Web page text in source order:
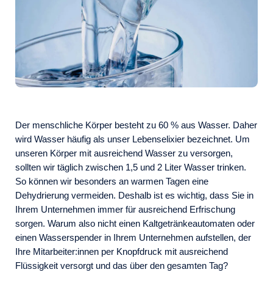
Der menschliche Körper besteht zu 60 % aus Wasser. Daher
wird Wasser häufig als unser Lebenselixier bezeichnet. Um
unseren Körper mit ausreichend Wasser zu versorgen,
sollten wir täglich zwischen 1,5 und 2 Liter Wasser trinken.
So können wir besonders an warmen Tagen eine
Dehydrierung vermeiden. Deshalb ist es wichtig, dass Sie in
Ihrem Unternehmen immer für ausreichend Erfrischung
sorgen. Warum also nicht einen Kaltgetränkeautomaten oder
einen Wasserspender in Ihrem Unternehmen aufstellen, der
Ihre Mitarbeiter:innen per Knopfdruck mit ausreichend
Flüssigkeit versorgt und das über den gesamten Tag?